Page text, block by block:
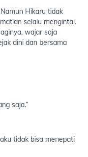
Hikaru tidak
selalu mengintai.
wajar saja
dini dan bersama
saja.”
tidak bisa menepati